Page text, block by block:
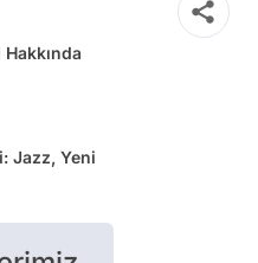
Jazz, Yeni